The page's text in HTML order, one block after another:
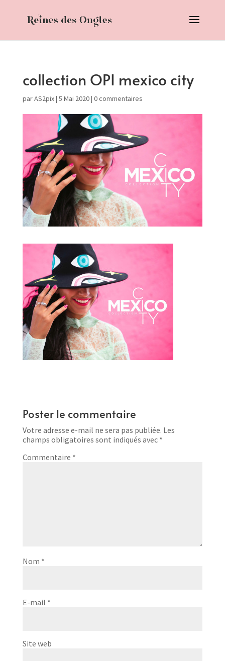
collection OPI mexico city
parAS2pix| 5 Mai 2020| 0 commentaires
Poster le commentaire
Votre adresse e-mail ne sera pas publiée. Les
champs obligatoires sont indiqués avec *
Commentaire *
Nom *
E-mail *
Site web